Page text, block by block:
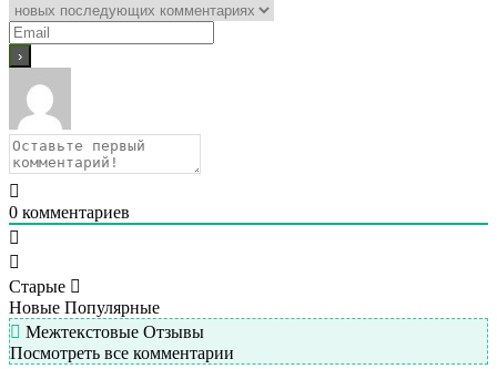
0 комментариев
Старые
Новые Популярные
Межтекстовые Отзывы
Посмотреть все комментарии